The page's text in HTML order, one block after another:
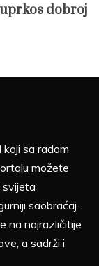
dobroj
sa radom
možete
saobraćaj.
na najrazličitije
a sadrži i